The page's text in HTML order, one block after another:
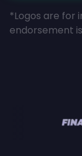
*Logos are for
endorsement